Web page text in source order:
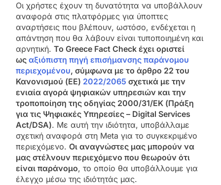
Οι χρήστες έχουν τη δυνατότητα να υποβάλλουν
αναφορά στις πλατφόρμες για ύποπτες
αναρτήσεις που βλέπουν, ωστόσο, ενδέχεται η
απάντηση που θα λάβουν είναι τυποποιημένη και
αρνητική. Το Greece Fact Check έχει οριστεί
ως αξιόπιστη πηγή επισήμανσης παράνομου
περιεχομένου, σύμφωνα με το άρθρο 22 του
Κανονισμού (ΕΕ) 2022/2065 σχετικά με την
ενιαία αγορά ψηφιακών υπηρεσιών και την
τροποποίηση της οδηγίας 2000/31/ΕΚ (Πράξη
για τις Ψηφιακές Υπηρεσίες – Digital Services
Act/DSA). Με αυτή την ιδιότητα, υποβάλλαμε
σχετική αναφορά στη Meta για το συγκεκριμένο
περιεχόμενο. Οι αναγνώστες μας μπορούν να
μας στέλνουν περιεχόμενο που θεωρούν ότι
είναι παράνομο, το οποίο θα υποβάλλουμε για
έλεγχο μέσω της ιδιότητάς μας.